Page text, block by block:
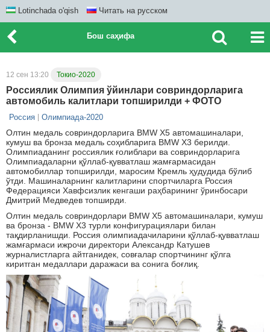
Lotinchada o'qish Читать на русском
Бош саҳифа
12 сен 13:20 Токио-2020
Россиялик Олимпия ўйинлари совриндорларига
автомобиль калитлари топширилди + ФОТО
Россия Олимпиада-2020
Олтин медаль совриндорларига BМW Х5 автомашиналари,
кумуш ва бронза медаль соҳибларига BМW Х3 берилди.
Олимпиаданинг россиялик ғолиблари ва совриндорларига
Олимпиадаларни қўллаб-қувватлаш жамғармасидан
автомобиллар топширилди, маросим Кремль ҳудудида бўлиб
ўтди. Машиналарнинг калитларини спортчиларга Россия
Федерацияси Хавфсизлик кенгаши раҳбарининг ўринбосари
Дмитрий Медведев топширди.
Олтин медаль совриндорлари BМW Х5 автомашиналари, кумуш
ва бронза - BМW Х3 турли конфигурациялари билан
тақдирланишди. Россия олимпиадачиларини қўллаб-қувватлаш
жамғармаси ижрочи директори Александр Катушев
журналистларга айтганидек, совғалар спортчининг қўлга
киритган медаллари даражаси ва сонига боғлиқ.